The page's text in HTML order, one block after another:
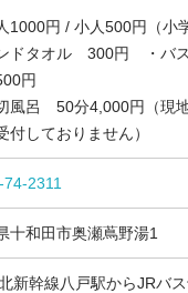
1000円 / 小人500円（小
ドタオル 300円 ・バ
円
風呂 50分4,000円（現
付しておりません）
2311
十和田市奥瀬蔦野湯1
新幹線八戸駅からJRバ